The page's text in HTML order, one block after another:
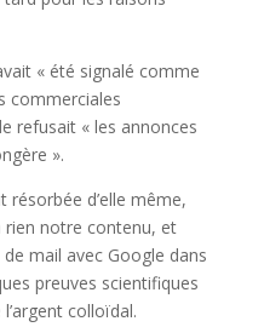
« été signalé comme
commerciales
refusait « les annonces
».
résorbée d’elle même,
rien notre contenu, et
mail avec Google dans
preuves scientifiques
colloïdal.